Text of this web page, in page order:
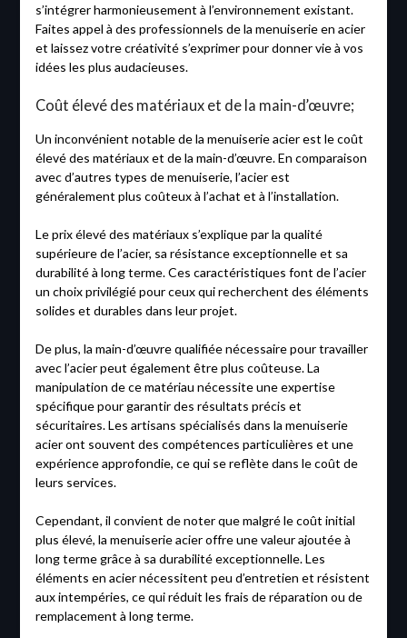
s’intégrer harmonieusement à l’environnement existant.
Faites appel à des professionnels de la menuiserie en acier
et laissez votre créativité s’exprimer pour donner vie à vos
idées les plus audacieuses.
Coût élevé des matériaux et de la main-d’œuvre;
Un inconvénient notable de la menuiserie acier est le coût
élevé des matériaux et de la main-d’œuvre. En comparaison
avec d’autres types de menuiserie, l’acier est
généralement plus coûteux à l’achat et à l’installation.
Le prix élevé des matériaux s’explique par la qualité
supérieure de l’acier, sa résistance exceptionnelle et sa
durabilité à long terme. Ces caractéristiques font de l’acier
un choix privilégié pour ceux qui recherchent des éléments
solides et durables dans leur projet.
De plus, la main-d’œuvre qualifiée nécessaire pour travailler
avec l’acier peut également être plus coûteuse. La
manipulation de ce matériau nécessite une expertise
spécifique pour garantir des résultats précis et
sécuritaires. Les artisans spécialisés dans la menuiserie
acier ont souvent des compétences particulières et une
expérience approfondie, ce qui se reflète dans le coût de
leurs services.
Cependant, il convient de noter que malgré le coût initial
plus élevé, la menuiserie acier offre une valeur ajoutée à
long terme grâce à sa durabilité exceptionnelle. Les
éléments en acier nécessitent peu d’entretien et résistent
aux intempéries, ce qui réduit les frais de réparation ou de
remplacement à long terme.